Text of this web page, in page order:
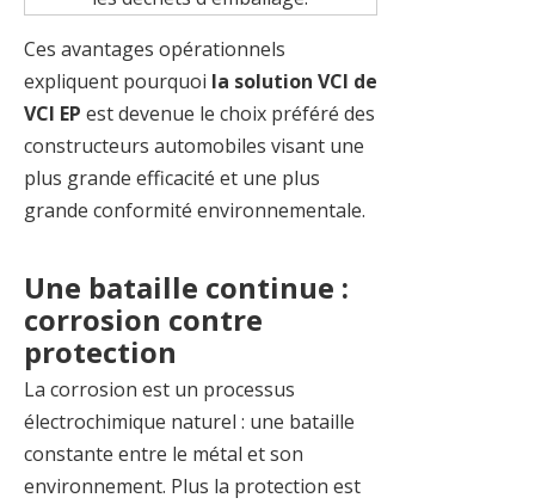
Ces avantages opérationnels
expliquent pourquoi la solution VCI de
VCI EP est devenue le choix préféré des
constructeurs automobiles visant une
plus grande efficacité et une plus
grande conformité environnementale.
Une bataille continue :
corrosion contre
protection
La corrosion est un processus
électrochimique naturel : une bataille
constante entre le métal et son
environnement. Plus la protection est